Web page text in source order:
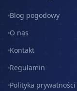
Blog pogodowy
O nas
Kontakt
Regulamin
Polityka prywatności